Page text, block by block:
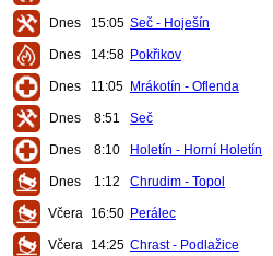
Dnes 15:05 Seč - Hoješín
Dnes 14:58 Pokřikov
Dnes 11:05 Mrákotín - Oflenda
Dnes 8:51 Seč
Dnes 8:10 Holetín - Horní Holetín
Dnes 1:12 Chrudim - Topol
Včera 16:50 Perálec
Včera 14:25 Chrast - Podlažice